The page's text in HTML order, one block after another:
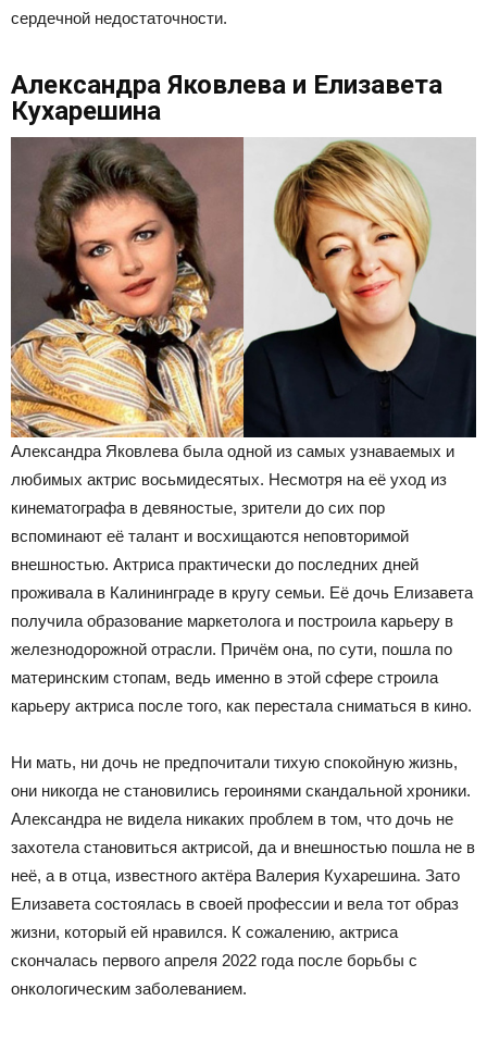
сердечной недостаточности.
Александра Яковлева и Елизавета
Кухарешина
Александра Яковлева была одной из самых узнаваемых и
любимых актрис восьмидесятых. Несмотря на её уход из
кинематографа в девяностые, зрители до сих пор
вспоминают её талант и восхищаются неповторимой
внешностью. Актриса практически до последних дней
проживала в Калининграде в кругу семьи. Её дочь Елизавета
получила образование маркетолога и построила карьеру в
железнодорожной отрасли. Причём она, по сути, пошла по
материнским стопам, ведь именно в этой сфере строила
карьеру актриса после того, как перестала сниматься в кино.
Ни мать, ни дочь не предпочитали тихую спокойную жизнь,
они никогда не становились героинями скандальной хроники.
Александра не видела никаких проблем в том, что дочь не
захотела становиться актрисой, да и внешностью пошла не в
неё, а в отца, известного актёра Валерия Кухарешина. Зато
Елизавета состоялась в своей профессии и вела тот образ
жизни, который ей нравился. К сожалению, актриса
скончалась первого апреля 2022 года после борьбы с
онкологическим заболеванием.